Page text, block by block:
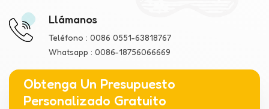
Llámanos
Teléfono : 0086 0551-63818767
Whatsapp : 0086-18756066669
Obtenga Un Presupuesto
Personalizado Gratuito